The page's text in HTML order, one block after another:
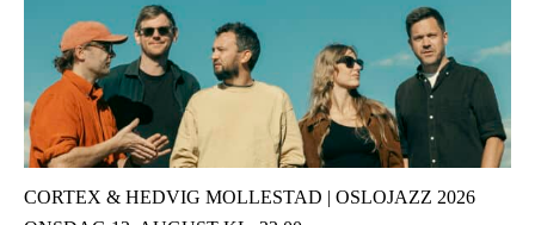
CORTEX & HEDVIG MOLLESTAD | OSLOJAZZ 2026